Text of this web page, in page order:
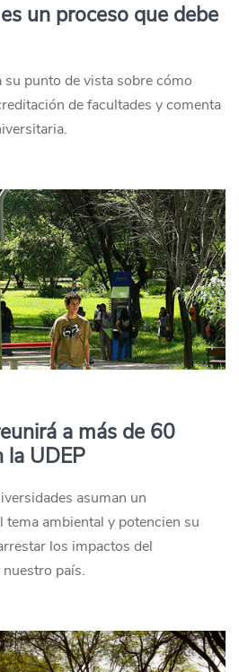
un proceso que debe
punto de vista sobre cómo
de facultades y comenta
a más de 60
la UDEP
asuman un
ambiental y potencien su
los impactos del
país.